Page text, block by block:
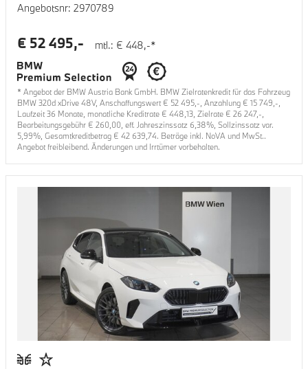
Angebotsnr: 2970789
mtl.: € 448,-*
€ 52 495,-
* Angebot der BMW Austria Bank GmbH. BMW Zielratenkredit für das Fahrzeug
BMW 320d xDrive 48V, Anschaffungswert € 52 495 ,-, Anzahlung € 15 749 ,-,
Laufzeit36 Monate, monatliche Kreditrate € 448,13 , Zielrate € 26 247,-,
Bearbeitungsgebühr € 260,00 , eff. Jahreszinssatz 6,38%, Sollzinssatz var.
5,99%, Gesamtkreditbetrag € 42 639,74. Beträge inkl. NoVA und MwSt..
Angebot freibleibend. Änderungen und Irrtümer vorbehalten.